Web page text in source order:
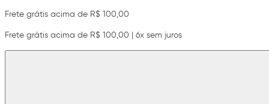
Frete grátis acima de R$ 100,00
Frete grátis acima de R$ 100,00 | 6x sem juros